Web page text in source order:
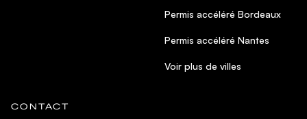
Permis accéléré Bordeaux
Permis accéléré Nantes
Voir plus de villes
CONTACT